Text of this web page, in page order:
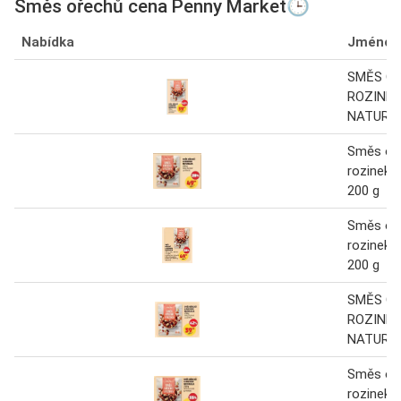
Směs ořechů cena Penny Market🕒
Nabídka Jméno
SMĚS
ROZINEK
Směs
rozinek
200 g
Směs
rozinek
200 g
SMĚS
ROZINEK
Směs
rozinek